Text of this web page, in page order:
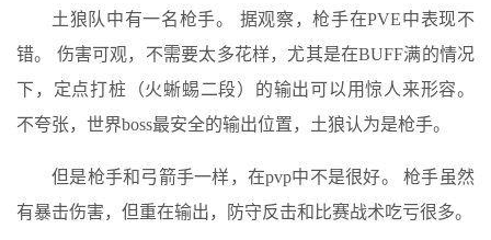
土狼队中有一名枪手。 据观察，枪手在PVE中表现不
错。 伤害可观，不需要太多花样，尤其是在BUFF满的情况
下，定点打桩（火蜥蜴二段）的输出可以用惊人来形容。
不夸张，世界boss最安全的输出位置，土狼认为是枪手。
但是枪手和弓箭手一样，在pvp中不是很好。 枪手虽然
有暴击伤害，但重在输出，防守反击和比赛战术吃亏很多。